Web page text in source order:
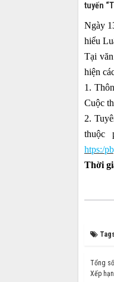
tuyến
Ngày
hiểu
Tại
hiện
1.
Cuộc th
2.
thuộc
htps:/
Thời
Tổng
Xếp